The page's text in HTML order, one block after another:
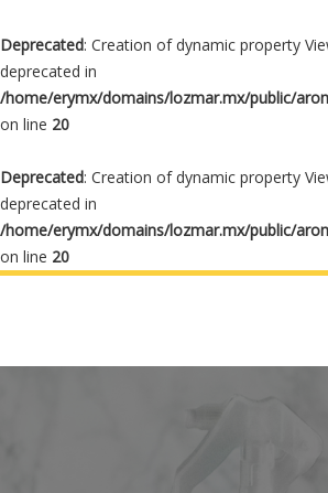
Deprecated: Creation of dynamic property
deprecated in
/home/erymx/domains/lozmar.mx/public/
on line 20
Deprecated: Creation of dynamic property
deprecated in
/home/erymx/domains/lozmar.mx/public/
on line 20